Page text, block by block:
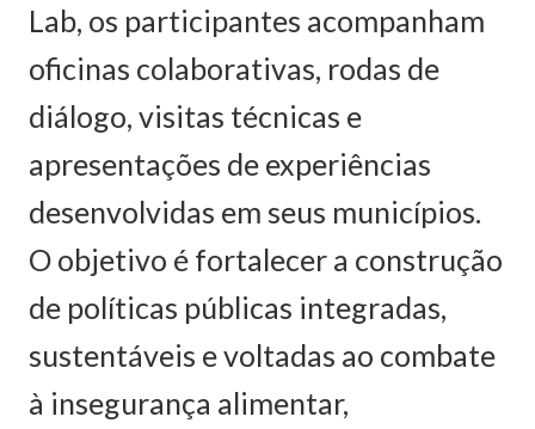
Lab, os participantes acompanham
oficinas colaborativas, rodas de
diálogo, visitas técnicas e
apresentações de experiências
desenvolvidas em seus municípios.
O objetivo é fortalecer a construção
de políticas públicas integradas,
sustentáveis e voltadas ao combate
à insegurança alimentar,